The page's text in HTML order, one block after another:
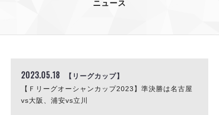
U-23選抜
メディア情報
フットサル日本代表
その他
戦績表
警告・退場・出場停止選手
個人ランキング｜ゴール
エスポラーダ北海道
バルドラール浦安
フウガドールすみだ
アリーナ情報 ARENA
ニュース
2023.05.18 【リーグカップ】
【Ｆリーグオーシャンカップ2023】準決勝は名古屋
vs大阪、浦安vs立川